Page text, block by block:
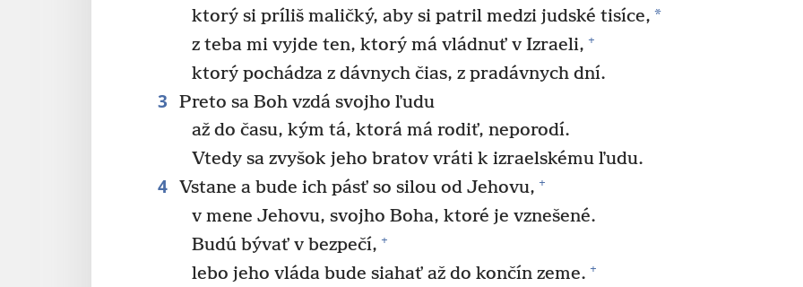
ktorý si príliš maličký, aby si patril medzi judské tisíce, *
z teba mi vyjde ten, ktorý má vládnuť v Izraeli, +
ktorý pochádza z dávnych čias, z pradávnych dní.
3
Preto sa Boh vzdá svojho ľudu
až do času, kým tá, ktorá má rodiť, neporodí.
Vtedy sa zvyšok jeho bratov vráti k izraelskému ľudu.
4 Vstane a bude ich pásť so silou od Jehovu, +
v mene Jehovu, svojho Boha, ktoré je vznešené.
Budú bývať v bezpečí, +
lebo jeho vláda bude siahať až do končín zeme. +